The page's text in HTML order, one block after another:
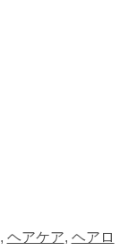
, ヘアケア, ヘアロ